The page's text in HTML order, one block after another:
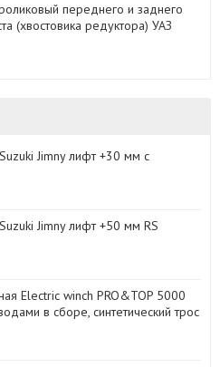
переднего и заднего
(хвостовика редуктора) УАЗ
Jimny лифт +30 мм с
Jimny лифт +50 мм RS
Electric winch PRO&TOP 5000
в сборе, синтетический трос